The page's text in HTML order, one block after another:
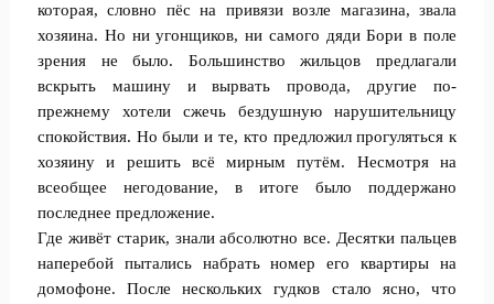
которая, словно пёс на привязи возле магазина, звала
хозяина. Но ни угонщиков, ни самого дяди Бори в поле
зрения не было. Большинство жильцов предлагали
вскрыть машину и вырвать провода, другие по-
прежнему хотели сжечь бездушную нарушительницу
спокойствия. Но были и те, кто предложил прогуляться к
хозяину и решить всё мирным путём. Несмотря на
всеобщее негодование, в итоге было поддержано
последнее предложение.
Где живёт старик, знали абсолютно все. Десятки пальцев
наперебой пытались набрать номер его квартиры на
домофоне. После нескольких гудков стало ясно, что